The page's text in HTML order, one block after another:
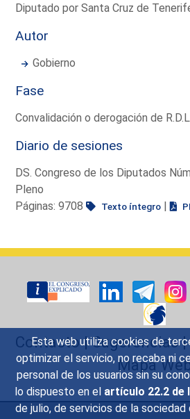
Esta web utiliza cookies de
optimizar el servicio, no recaba ni
personal de los usuarios sin su
lo dispuesto en el artículo 22.2 de
de julio, de servicios de la
Diputado por Santa Cruz de
Autor
Gobierno
Fase
Convalidación o derogación de R.D.L.
Diario de sesiones
DS. Congreso de los Diputados
Pleno
Páginas: 9708
Texto íntegro |
Contacto|Sugerencias
Mapa